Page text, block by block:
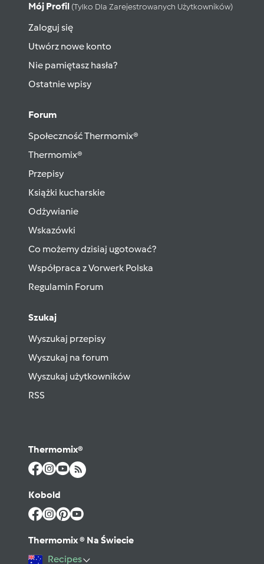
Mój Profil (tylko Dla Zarejestrowanych Użytkowników)
Zaloguj się
Utwórz nowe konto
Nie pamiętasz hasła?
Ostatnie wpisy
Forum
Społeczność Thermomix®
Thermomix®
Przepisy
Książki kucharskie
Odżywianie
Wskazówki
Co możemy dzisiaj ugotować?
Współpraca z Vorwerk Polska
Regulamin Forum
Szukaj
Wyszukaj przepisy
Wyszukaj na forum
Wyszukaj użytkowników
RSS
Thermomix®
Kobold
Thermomix ® Na Świecie
Recipes